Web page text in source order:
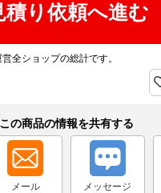
積り依頼へ進む
全ショップの総計です。
この商品の情報を共有する
メール メッセージ